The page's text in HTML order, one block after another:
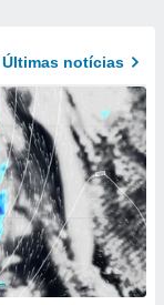
Últimas notícias